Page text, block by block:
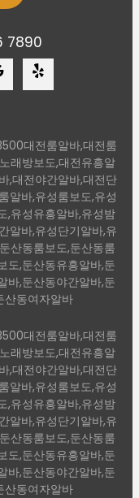
7890
대전룸알바,대전룸
래방보도,대전유흥알
,대전야간알바,대전단
알바,유성룸보도,유성
,유성유흥알바,유성밤
알바,유성단기알바,유
산동룸보도,둔산동룸
도,둔산동유흥알바,둔
바,둔산동야간알바,둔
산동여자알바
대전룸알바,대전룸
래방보도,대전유흥알
,대전야간알바,대전단
알바,유성룸보도,유성
,유성유흥알바,유성밤
알바,유성단기알바,유
산동룸보도,둔산동룸
도,둔산동유흥알바,둔
바,둔산동야간알바,둔
산동여자알바